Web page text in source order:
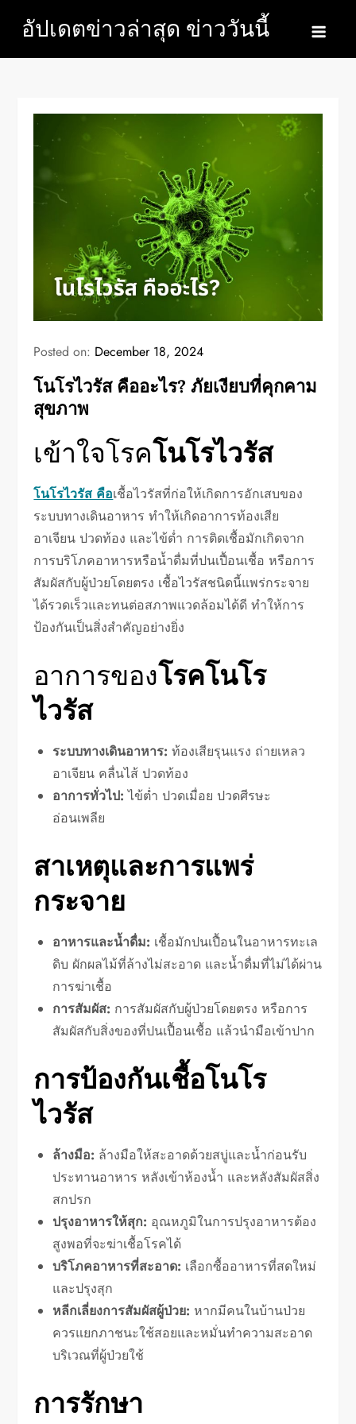
content
อัปเดตข่าวล่าสุด ข่าววันนี้
Posted on: December 18, 2024
โนโรไวรัส คืออะไร? ภัยเงียบที่คุกคาม
สุขภาพ
เข้าใจโรคโนโรไวรัส
โนโรไวรัส คือเชื้อไวรัสที่ก่อให้เกิดการอักเสบของ
ระบบทางเดินอาหาร ทำให้เกิดอาการท้องเสีย
อาเจียน ปวดท้อง และไข้ต่ำ การติดเชื้อมักเกิดจาก
การบริโภคอาหารหรือน้ำดื่มที่ปนเปื้อนเชื้อ หรือการ
สัมผัสกับผู้ป่วยโดยตรง เชื้อไวรัสชนิดนี้แพร่กระจาย
ได้รวดเร็วและทนต่อสภาพแวดล้อมได้ดี ทำให้การ
ป้องกันเป็นสิ่งสำคัญอย่างยิ่ง
อาการของโรคโนโร
ไวรัส
ระบบทางเดินอาหาร: ท้องเสียรุนแรง ถ่ายเหลว
อาเจียน คลื่นไส้ ปวดท้อง
อาการทั่วไป: ไข้ต่ำ ปวดเมื่อย ปวดศีรษะ
อ่อนเพลีย
สาเหตุและการแพร่
กระจาย
อาหารและน้ำดื่ม: เชื้อมักปนเปื้อนในอาหารทะเล
ดิบ ผักผลไม้ที่ล้างไม่สะอาด และน้ำดื่มที่ไม่ได้ผ่าน
การฆ่าเชื้อ
การสัมผัส: การสัมผัสกับผู้ป่วยโดยตรง หรือการ
สัมผัสกับสิ่งของที่ปนเปื้อนเชื้อ แล้วนำมือเข้าปาก
การป้องกันเชื้อโนโร
ไวรัส
ล้างมือ: ล้างมือให้สะอาดด้วยสบู่และน้ำก่อนรับ
ประทานอาหาร หลังเข้าห้องน้ำ และหลังสัมผัสสิ่ง
สกปรก
ปรุงอาหารให้สุก: อุณหภูมิในการปรุงอาหารต้อง
สูงพอที่จะฆ่าเชื้อโรคได้
บริโภคอาหารที่สะอาด: เลือกซื้ออาหารที่สดใหม่
และปรุงสุก
หลีกเลี่ยงการสัมผัสผู้ป่วย: หากมีคนในบ้านป่วย
ควรแยกภาชนะใช้สอยและหมั่นทำความสะอาด
บริเวณที่ผู้ป่วยใช้
การรักษา